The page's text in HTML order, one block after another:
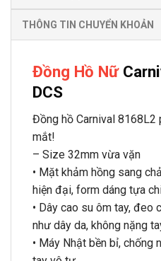
THÔNG TIN CHUYỂN KHOẢN
Đồng Hồ Nữ
DCS
Đồng hồ Carnival 8168L2
mắt!
– Size 32mm vừa vặn
• Mặt khảm hồng sang
hiện đại, form dáng tựa
• Dây cao su ôm tay,
như dây da, không nặng
• Máy Nhật bền bỉ,